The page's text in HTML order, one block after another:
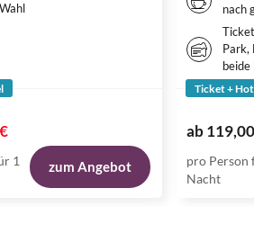
1
zum Angebot
nach
Park,
beide
Ticket +
ab
pro Person
Nacht